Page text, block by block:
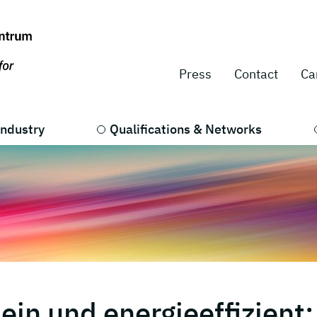
Press Contact
Qualifications & Networks